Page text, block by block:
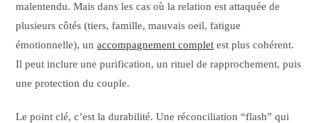
malentendu. Mais dans les cas où la relation est attaquée de
plusieurs côtés (tiers, famille, mauvais oeil, fatigue
émotionnelle), unaccompagnement complet est plus cohérent.
Il peut inclure une purification, un rituel de rapprochement, puis
une protection du couple.
Le point clé, c’est la durabilité. Une réconciliation “flash” qui